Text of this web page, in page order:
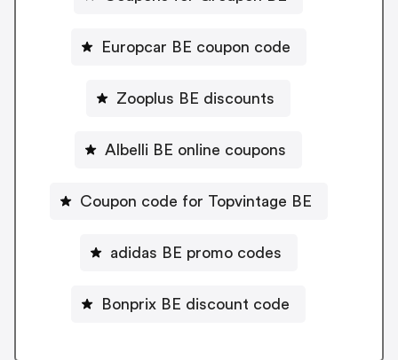
Europcar BE coupon code
Zooplus BE discounts
Albelli BE online coupons
Coupon code for Topvintage BE
adidas BE promo codes
Bonprix BE discount code